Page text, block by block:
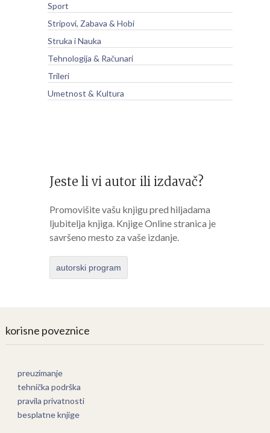
Sport
Stripovi, Zabava & Hobi
Struka i Nauka
Tehnologija & Računari
Trileri
Umetnost & Kultura
Jeste li vi autor ili izdavač?
Promovišite vašu knjigu pred hiljadama
ljubitelja knjiga. Knjige Online stranica je
savršeno mesto za vaše izdanje.
autorski program
korisne poveznice
preuzimanje
tehnička podrška
pravila privatnosti
besplatne knjige